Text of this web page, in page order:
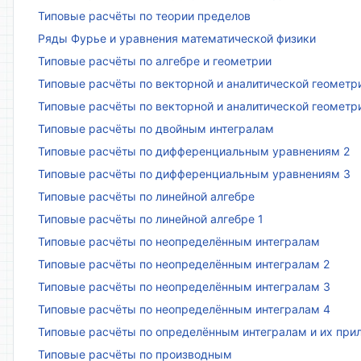
Типовые расчёты по теории пределов
Ряды Фурье и уравнения математической физики
Типовые расчёты по алгебре и геометрии
Типовые расчёты по векторной и аналитической
Типовые расчёты по векторной и аналитической
Типовые расчёты по двойным интегралам
Типовые расчёты по дифференциальным уравнениям 2
Типовые расчёты по дифференциальным уравнениям 3
Типовые расчёты по линейной алгебре
Типовые расчёты по линейной алгебре 1
Типовые расчёты по неопределённым интегралам
Типовые расчёты по неопределённым интегралам 2
Типовые расчёты по неопределённым интегралам 3
Типовые расчёты по неопределённым интегралам 4
Типовые расчёты по определённым интегралам и их
Типовые расчёты по производным